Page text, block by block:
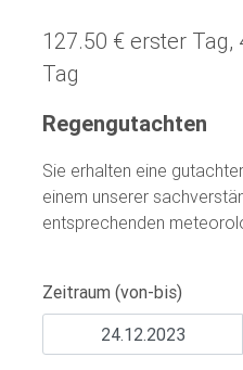
127.50 € erster
Tag
Regengutachten
Sie erhalten eine
einem unserer
entsprechenden
Zeitraum (von-bis)